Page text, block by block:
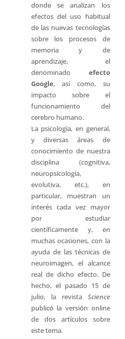
donde se analizan los
efectos del uso habitual
de las nuevas tecnologías
sobre los procesos de
memoria y de
aprendizaje, el
denominado efecto
Google, así como, su
impacto sobre el
funcionamiento del
cerebro humano.
La psicología, en general,
y diversas áreas de
conocimiento de nuestra
disciplina (cognitiva,
neuropsicología,
evolutiva, etc.), en
particular, muestran un
interés cada vez mayor
por estudiar
científicamente y, en
muchas ocasiones, con la
ayuda de las técnicas de
neuroimagen, el alcance
real de dicho efecto. De
hecho, el pasado 15 de
julio, la revista Science
publicó la versión online
de dos artículos sobre
este tema.